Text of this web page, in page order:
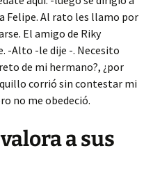
Felipe. Al rato les llamo por
El amigo de Riky
-Alto -le dije -. Necesito
de mi hermano?, ¿por
corrió sin contestar mi
no me obedeció.
a sus